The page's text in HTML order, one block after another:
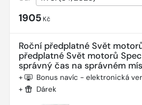
1905 Kč
Roční předplatné Svět
předplatné Svět motorů
správný čas na správném
+ Bonus navíc - elektronická
+ Dárek